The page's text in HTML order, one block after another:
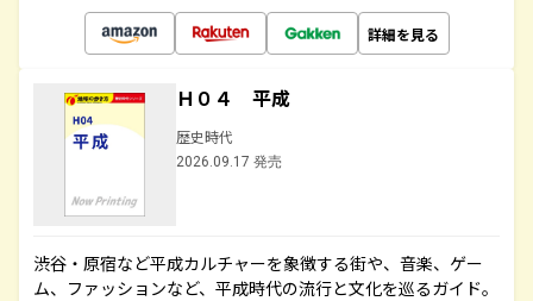
詳細を見る
Ｈ０４ 平成
歴史時代
2026.09.17 発売
渋谷・原宿など平成カルチャーを象徴する街や、音楽、ゲー
ム、ファッションなど、平成時代の流行と文化を巡るガイド。